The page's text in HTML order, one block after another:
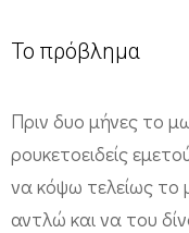
Το πρόβλημα
Πριν δυο μήνες το
ρουκετοειδείς
να κόψω τελείως το
αντλώ και να του